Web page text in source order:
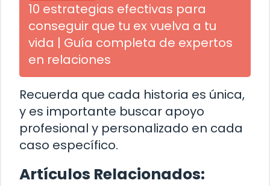
10 estrategias efectivas para
conseguir que tu ex vuelva a tu
vida | Guía completa de expertos
en relaciones
Recuerda que cada historia es única,
y es importante buscar apoyo
profesional y personalizado en cada
caso específico.
Artículos Relacionados: